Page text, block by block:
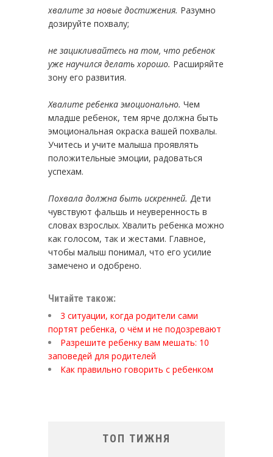
хвалите за новые достижения. Разумно
дозируйте похвалу;
не зацикливайтесь на том, что ребенок
уже научился делать хорошо. Расширяйте
зону его развития.
Хвалите ребенка эмоционально. Чем
младше ребенок, тем ярче должна быть
эмоциональная окраска вашей похвалы.
Учитесь и учите малыша проявлять
положительные эмоции, радоваться
успехам.
Похвала должна быть искренней. Дети
чувствуют фальшь и неуверенность в
словах взрослых. Хвалить ребенка можно
как голосом, так и жестами. Главное,
чтобы малыш понимал, что его усилие
замечено и одобрено.
Читайте також:
3 ситуации, когда родители сами
портят ребенка, о чём и не подозревают
Разрешите ребенку вам мешать: 10
заповедей для родителей
Как правильно говорить с ребенком
ТОП ТИЖНЯ